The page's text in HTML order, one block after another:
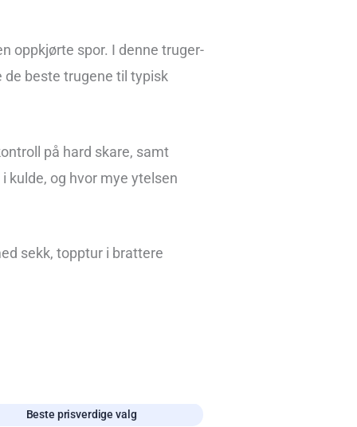
oppkjørte spor. I denne truger-
beste trugene til typisk
på hard skare, samt
kulde, og hvor mye ytelsen
sekk, topptur i brattere
Beste prisverdige valg